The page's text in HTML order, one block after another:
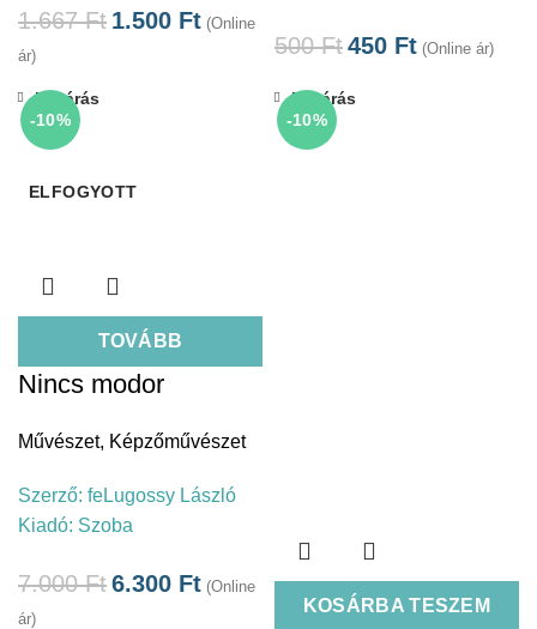
1.667Ft 1.500 Ft (Online
ár)
500Ft450 Ft (Online ár)
-10%
ELFOGYOTT
TOVÁBB
Bezárás
Nincs modor
Művészet, Képzőművészet
Szerző: feLugossy László
Kiadó: Szoba
7.000Ft6.300 Ft (Online
ár)
-10%
KOSÁRBA TESZEM
Bezárás